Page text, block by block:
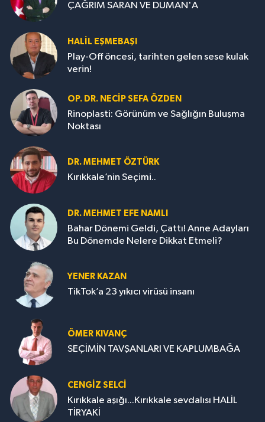
ÇAĞRIM SARAN VE DUMAN'A
HALIL EŞMEBAŞI
Play-Off öncesi, tarihten gelen sese kulak
verin!
OP. DR. NECIP SEFA ÖZDEN
Rinoplasti: Görünüm ve Sağlığın Buluşma
Noktası
DR. MEHMET ÖZTÜRK
Kırıkkale’nin Seçimi..
DR. MEHMET EFE NAMLI
Bahar Dönemi Geldi, Çattı! Anne Adayları
Bu Dönemde Nelere Dikkat Etmeli?
YENER KAZAN
TikTok’a 23 yıkıcı virüsü insanı
ÖMER KIVANÇ
SEÇİMİN TAVŞANLARI VE KAPLUMBAĞA
CENGİZ SELCİ
Kırıkkale aşığı...Kırıkkale sevdalısı HALİL
TİRYAKİ